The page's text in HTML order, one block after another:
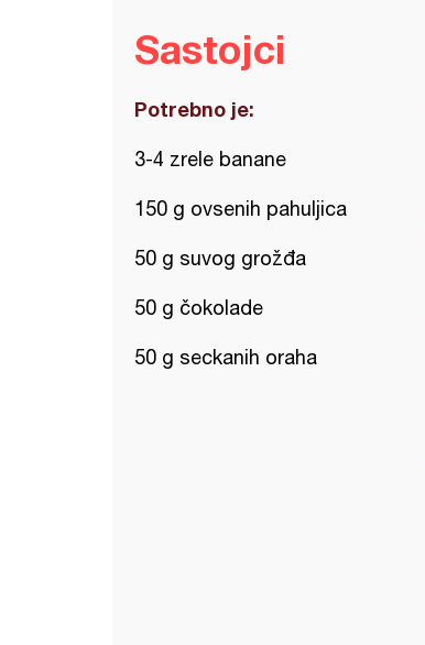
Sastojci
Potrebno je:
3-4 zrele banane
150 g ovsenih pahuljica
50 g suvog grožđa
50 g čokolade
50 g seckanih oraha